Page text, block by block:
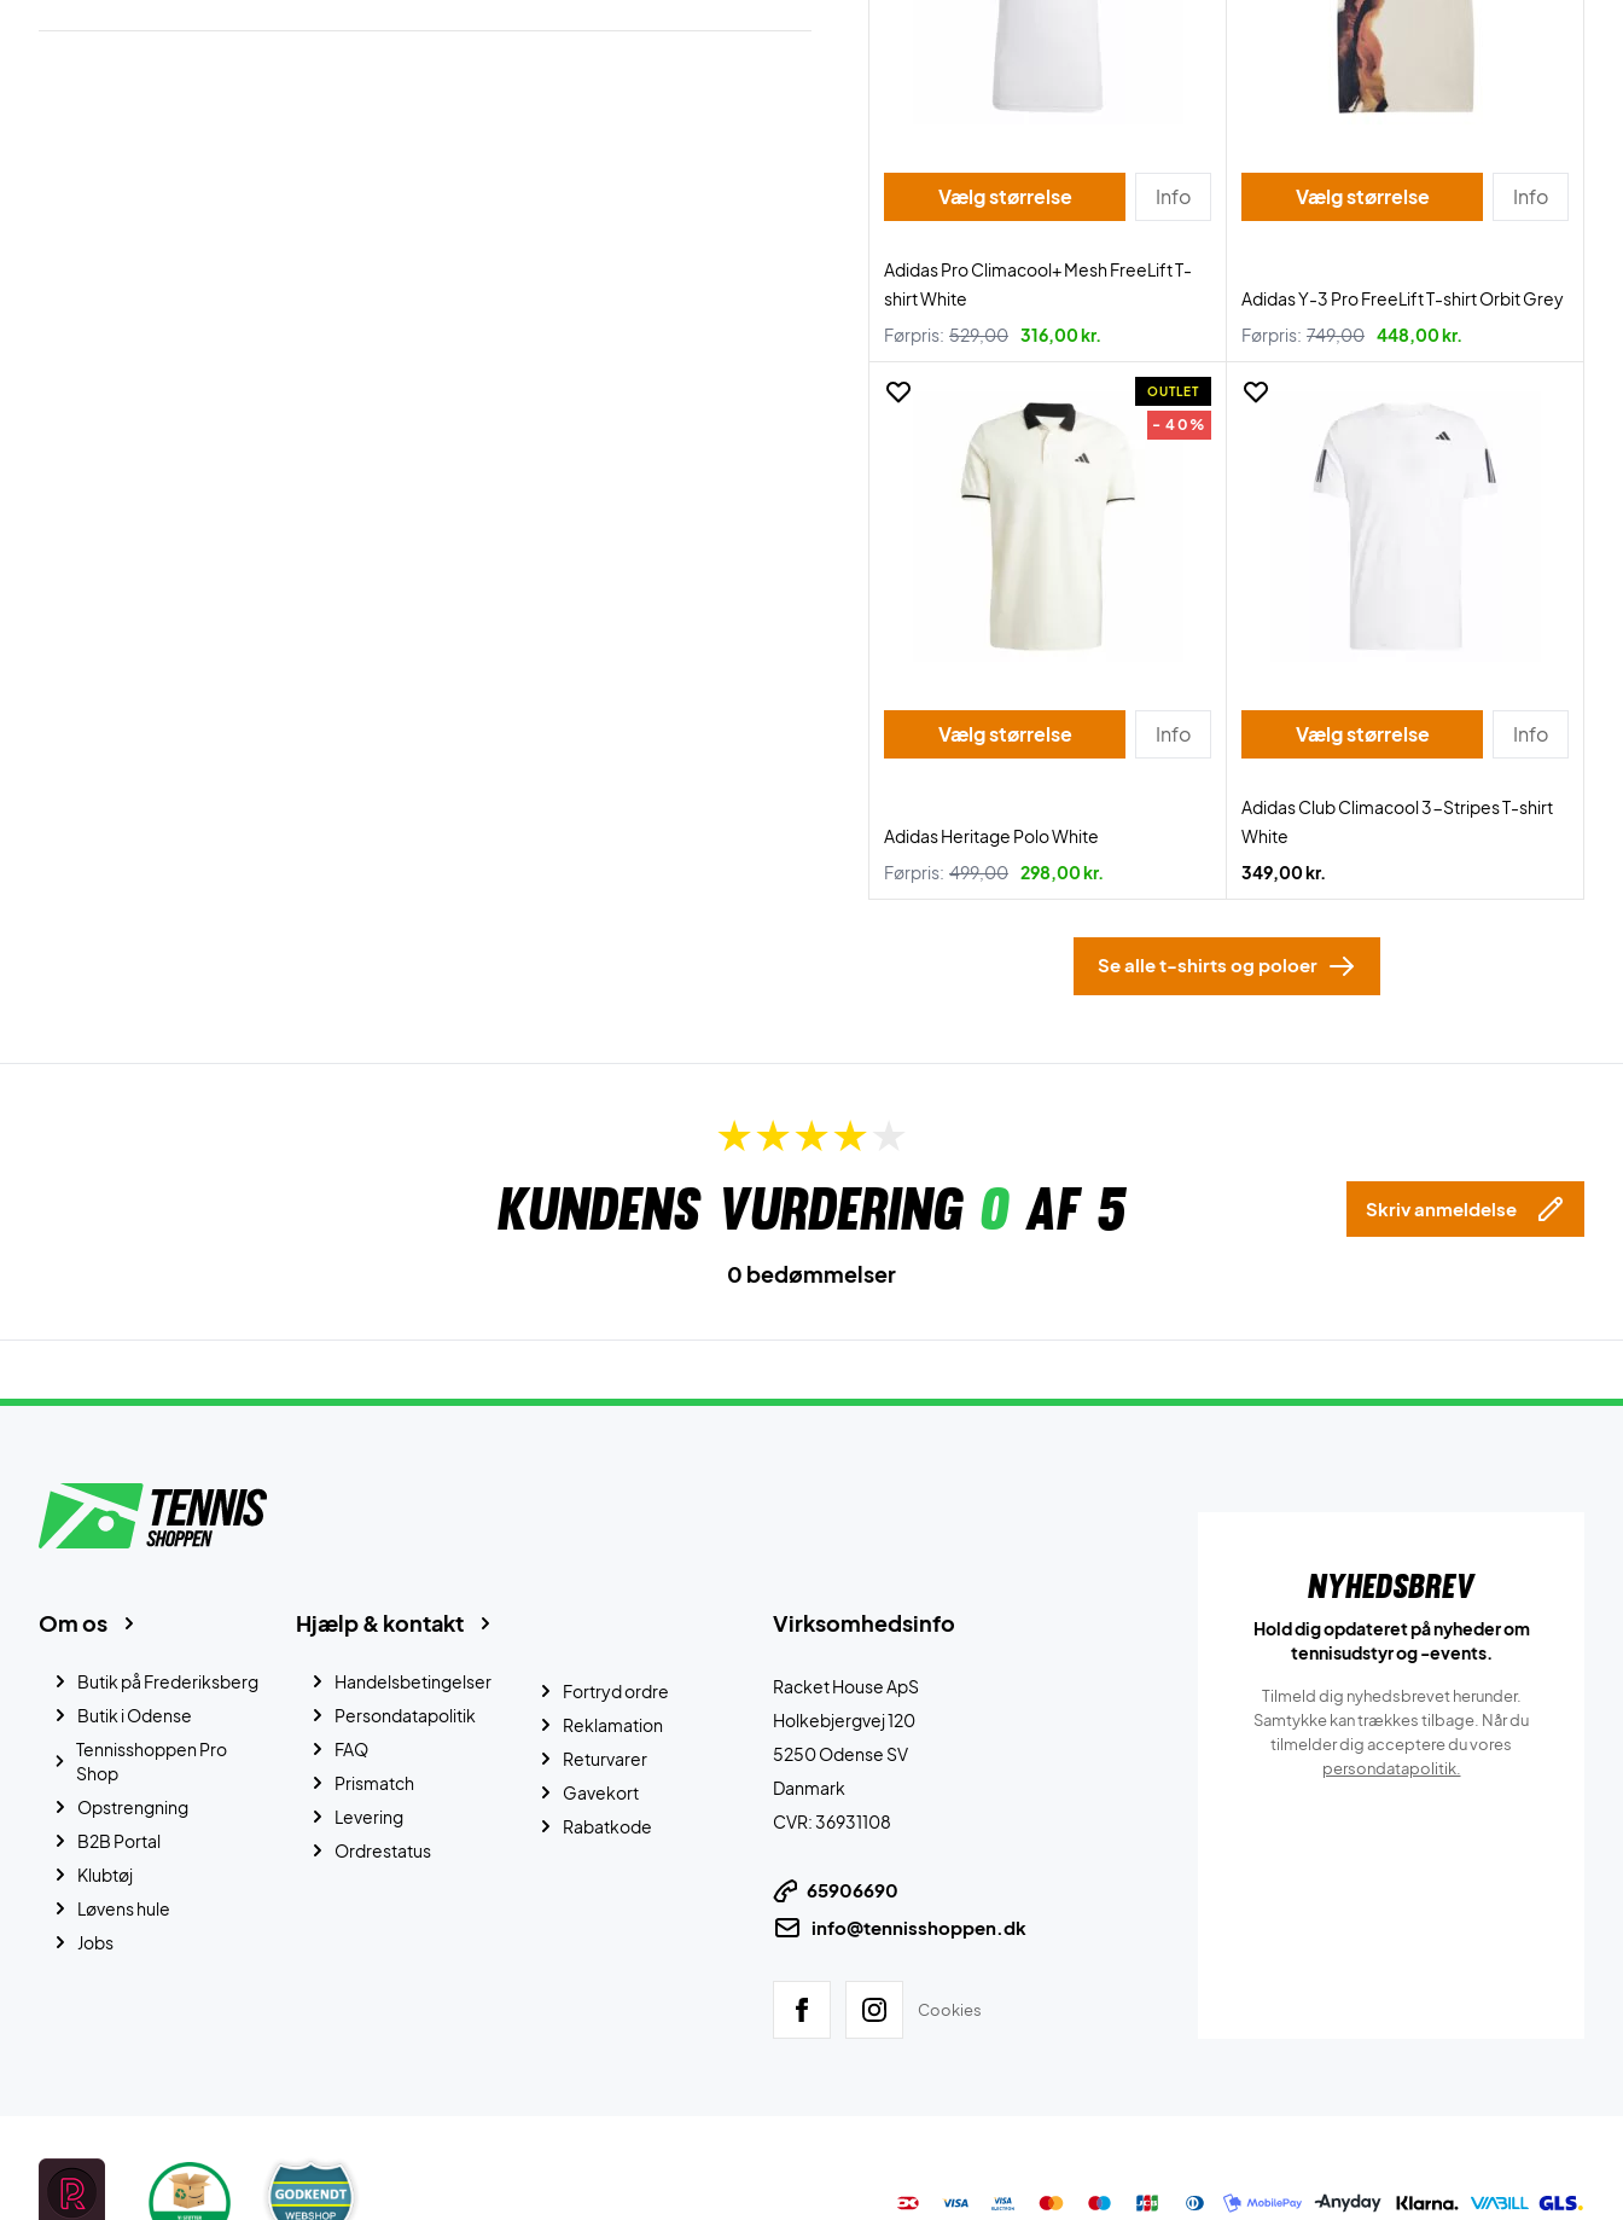
Vælg størrelse Info
Adidas Pro Climacool+ Mesh FreeLift T-
shirt White
Førpris: 529,00 316,00 kr.
Vælg størrelse Info
Adidas Y-3 Pro FreeLift T-shirt Orbit Grey
Førpris: 749,00 448,00 kr.
OUTLET
- 40%
Vælg størrelse Info
Adidas Heritage Polo White
Førpris: 499,00 298,00 kr.
Vælg størrelse Info
Adidas Club Climacool 3-Stripes T-shirt
White
349,00 kr.
Se alle t-shirts og poloer
Kundens vurdering 0af 5 Skriv anmeldelse
0 bedømmelser
Virksomhedsinfo
Racket House ApS
Holkebjergvej 120
5250 Odense SV
Danmark
CVR: 36931108
65906690
info@tennisshoppen.dk
Cookies
Hjælp & kontakt
Handelsbetingelser
Persondatapolitik
FAQ
Prismatch
Levering
Ordrestatus
Fortryd ordre
Reklamation
Returvarer
Gavekort
Rabatkode
Om os
Butik på Frederiksberg
Butik i Odense
Tennisshoppen Pro
Shop
Opstrengning
B2B Portal
Klubtøj
Løvens hule
Jobs
Nyhedsbrev
Hold dig opdateret på nyheder om
tennisudstyr og -events.
Tilmeld dig nyhedsbrevet herunder.
Samtykke kan trækkes tilbage. Når du
tilmelder dig acceptere du vores
persondatapolitik.